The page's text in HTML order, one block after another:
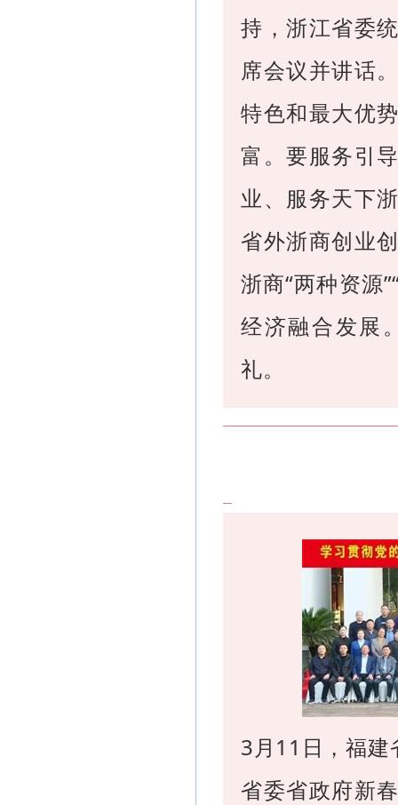
持，浙江省委
席会议并讲话
特色和最大优
富。要服务引
业、服务天下
省外浙商创业
浙商“两种资源
经济融合发展
礼。
3月11日，福建
省委省政府新